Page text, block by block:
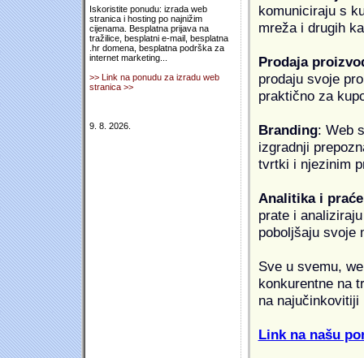
Iskoristite ponudu: izrada web
stranica i hosting po najnižim
cijenama. Besplatna prijava na
tražilice, besplatni e-mail, besplatna
.hr domena, besplatna podrška za
internet marketing...
>> Link na ponudu za izradu web
stranica >>
9. 8. 2026.
komuniciraju s
mreža i drugih
Prodaja
prodaju svoje
praktično za
Branding: Web
izgradnji
tvrtki i njezinim
Analitika i
prate i
poboljšaju svoje
Sve u svemu,
konkurentne na
na najučinkovitiji
Link na našu